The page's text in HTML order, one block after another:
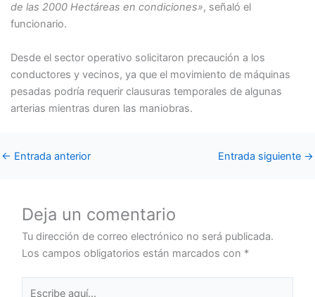
de las 2000 Hectáreas en condiciones», señaló el
funcionario.
Desde el sector operativo solicitaron precaución a los
conductores y vecinos, ya que el movimiento de máquinas
pesadas podría requerir clausuras temporales de algunas
arterias mientras duren las maniobras.
← Entrada anterior Entrada siguiente →
Deja un comentario
Tu dirección de correo electrónico no será publicada.
Los campos obligatorios están marcados con *